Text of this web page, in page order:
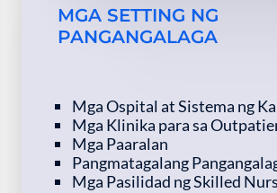
MGA SETTING NG
PANGANGALAGA
Mga Ospital at Sistema ng
Mga Klinika para sa
Mga Paaralan
Pangmatagalang
Mga Pasilidad ng Skilled